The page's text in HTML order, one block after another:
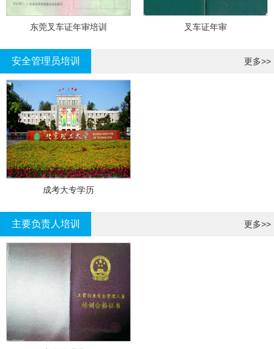
东莞叉车证年审培训 叉车证年审
安全管理员培训 更多>>
成考大专学历
主要负责人培训 更多>>